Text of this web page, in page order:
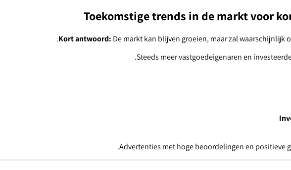
Toekomstige trends in de markt voor
Kort antwoord: De markt kan blijven groeien, maar zal waarschijnlijk
Steeds meer vastgoedeigenaren en
.
Advertenties met hoge beoordelingen en positieve